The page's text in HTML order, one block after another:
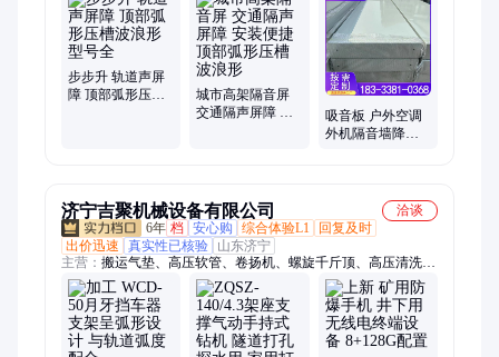
网、降噪消音隔板、居民区隔音墙、高架桥隔音墙、高速路隔音
墙、双边丝铁丝网、工厂厂区隔音屏、高速公路挡音板、高速桥
梁防抛网
步步升 轨道声屏
障 顶部弧形压槽
城市高架隔音屏
交通隔声屏障 安
吸音板 户外空调
外机隔音墙降噪
济宁吉聚机械设备有限公司
洽谈
6年 档 安心购 综合体验L1
回复及时
出价迅速
真实性已核验
山东济宁
主营： 搬运气垫、高压软管、卷扬机、螺旋千斤顶、高压清洗
机、雾化消毒门、栏木机、洗靴机、速凝剂、密闭气囊、射流
器、叉车吊臂、矿用门、变压器、破拆工具、手拉葫芦、翻车
机、链轮组件、推车机、搬运坦克、酸碱喷射器、蒸汽喷射器、
气固喷射器、张拉机具、临时支护